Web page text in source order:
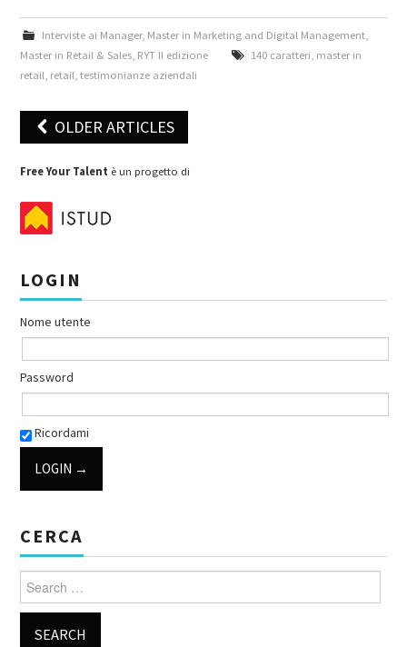
Interviste ai Manager, Master in Marketing and Digital Management,
Master in Retail & Sales RYT II edizione 140 caratteri master in
retail retail ,testimonianze aziendali
Post navigation
OLDER ARTICLES
Free Your Talent è un progetto di
LOGIN
Nome utente
Password
Ricordami
CERCA
Search for: